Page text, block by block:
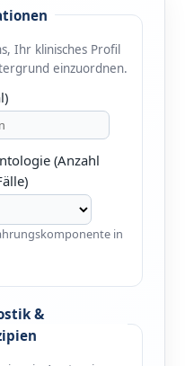
Ihr klinisches Profil
einzuordnen.
(Anzahl
in
&